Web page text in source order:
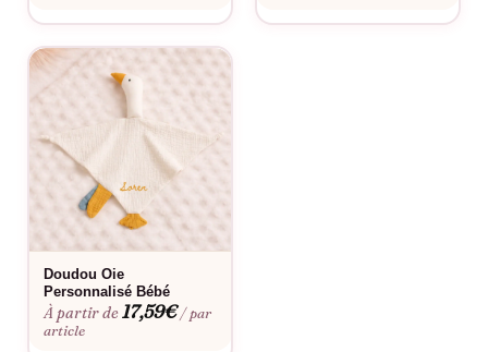
original qui rappellera la liberté de voguer sur les flots à tous
les amoureux de l’océan.
Doudou Oie
Personnalisé Bébé
À partir de17,59€ / par
article